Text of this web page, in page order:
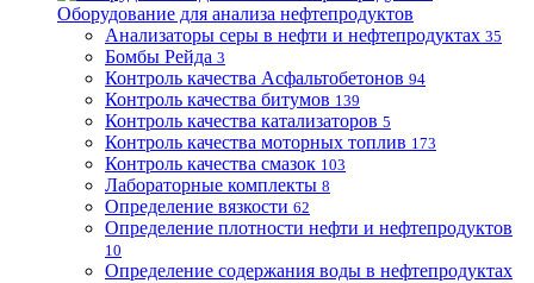
Оборудование для анализа нефтепродуктов
Анализаторы серы в нефти и нефтепродуктах 35
Бомбы Рейда 3
Контроль качества Асфальтобетонов 94
Контроль качества битумов 139
Контроль качества катализаторов 5
Контроль качества моторных топлив 173
Контроль качества смазок 103
Лабораторные комплекты 8
Определение вязкости 62
Определение плотности нефти и нефтепродуктов
10
Определение содержания воды в нефтепродуктах